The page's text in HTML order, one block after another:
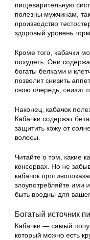
пищеварительную
полезны мужчинам,
производство
здоровый уровень
Кроме того, кабачки
похудеть. Они
богаты белками и
позволит снизить
свою очередь, снизит
Наконец, кабачок
Кабачки содержат
защитить кожу от
волосы.
Читайте о том, какие
консервах. Но не
кабачок
злоупотребляйте ими
быть вредны для
Богатый источник
Кабачки — самый
который можно есть